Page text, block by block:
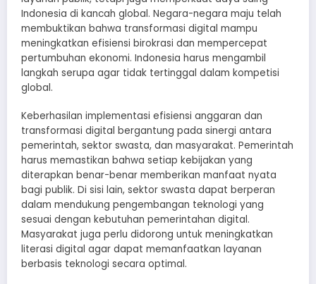
Indonesia di kancah global. Negara-negara maju telah
membuktikan bahwa transformasi digital mampu
meningkatkan efisiensi birokrasi dan mempercepat
pertumbuhan ekonomi. Indonesia harus mengambil
langkah serupa agar tidak tertinggal dalam kompetisi
global.
Keberhasilan implementasi efisiensi anggaran dan
transformasi digital bergantung pada sinergi antara
pemerintah, sektor swasta, dan masyarakat. Pemerintah
harus memastikan bahwa setiap kebijakan yang
diterapkan benar-benar memberikan manfaat nyata
bagi publik. Di sisi lain, sektor swasta dapat berperan
dalam mendukung pengembangan teknologi yang
sesuai dengan kebutuhan pemerintahan digital.
Masyarakat juga perlu didorong untuk meningkatkan
literasi digital agar dapat memanfaatkan layanan
berbasis teknologi secara optimal.